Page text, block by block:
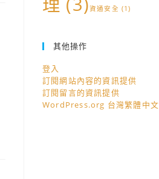
資通安全 (1)
其他操作
登入
訂閱網站內容的資訊提供
訂閱留言的資訊提供
WordPress.org 台灣繁體中文